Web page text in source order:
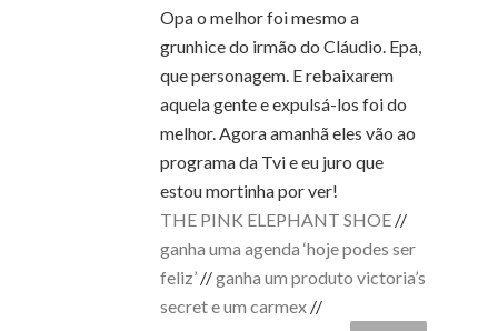
Opa o melhor foi mesmo a
grunhice do irmão do Cláudio. Epa,
que personagem. E rebaixarem
aquela gente e expulsá-los foi do
melhor. Agora amanhã eles vão ao
programa da Tvi e eu juro que
estou mortinha por ver!
THE PINK ELEPHANT SHOE //
ganha uma agenda ‘hoje podes ser
feliz’ //ganha um produto victoria’s
secret e um carmex //